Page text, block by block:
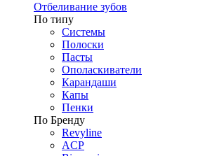
Отбеливание зубов
По типу
Системы
Полоски
Пасты
Ополаскиватели
Карандаши
Капы
Пенки
По Бренду
Revyline
ACP